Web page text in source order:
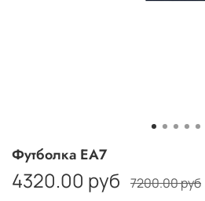
Футболка ЕА7
4320.00 руб 7200.00 руб